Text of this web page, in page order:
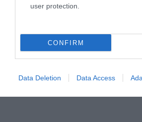
user protection.
CONFIRM
Data Deletion Data Access
szokásosnál több helyen és